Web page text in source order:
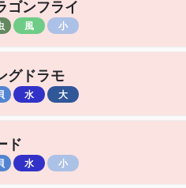
ゴンフライ
風 小
ド
水 小
グドラモ
水 大